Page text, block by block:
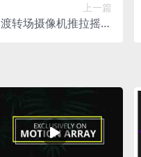
上一篇
转场摄像机推拉摇移